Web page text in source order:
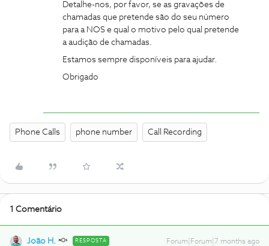
Detalhe-nos, por favor, se as gravações de
chamadas que pretende são do seu número
para a NOS e qual o motivo pelo qual pretende
a audição de chamadas.
Estamos sempre disponíveis para ajudar.
Obrigado
Phone Calls phone number Call Recording
1 Comentário
João H. RESPOSTA Forum|Forum|7 months ago